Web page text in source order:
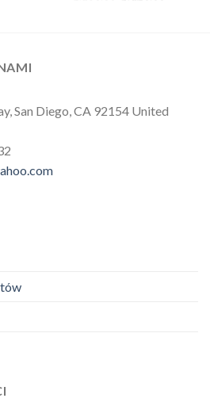
San Diego, CA 92154 United